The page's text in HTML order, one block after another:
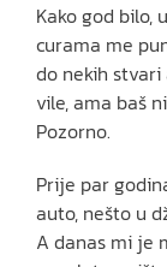
Kako god bilo,
curama me
do nekih
vile, ama baš
Pozorno.
Prije par
auto, nešto u
A danas mi je